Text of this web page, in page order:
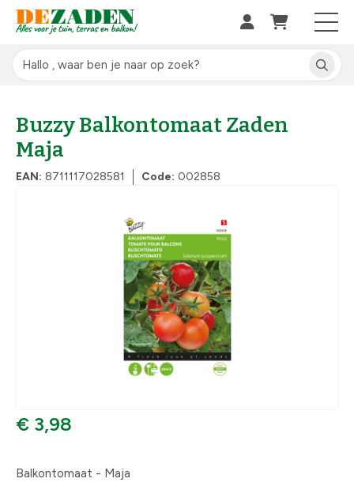
Buzzy Balkontomaat Zaden
Maja
EAN: 8711117028581 Code: 002858
€ 3,98
Balkontomaat - Maja